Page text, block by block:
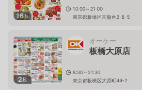
16枚
10:00～21:00
東京都板橋区常盤台2-8-5
2枚
オーケー
板橋大原店
8:30～21:30
東京都板橋区大原町44-2